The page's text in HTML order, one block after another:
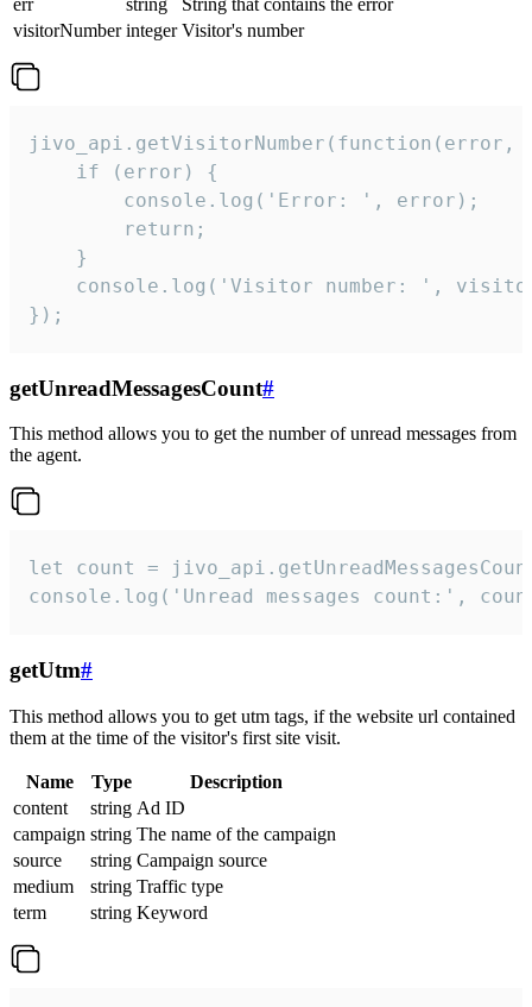
visitorNumber integer Visitor's number
jivo_api.getVisitorNumber(function(error,
    if (error) {
        console.log('Error: ', error);
        return;
    }
console.log('Visitor number: ',
});
getUnreadMessagesCount#
This method allows you to get the number of unread messages from
the agent.
let count =
console.log('Unread messages count:',
getUtm#
This method allows you to get utm tags, if the website url contained
them at the time of the visitor's first site visit.
Name Type
Description
content
string Ad ID
campaign string The name of the campaign
source
string Campaign source
medium
string Traffic type
term
string Keyword